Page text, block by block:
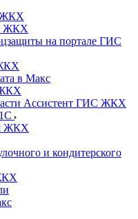
ЖКХ
ЖКХ
на портале ГИС
в Макс
Ассистент ГИС ЖКХ
ЖКХ
и кондитерского